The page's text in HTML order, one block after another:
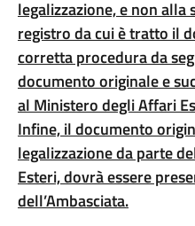
legalizzazione, e non alla
registro da cui è tratto il
corretta procedura da
documento originale e
al Ministero degli Affari
Infine, il documento
legalizzazione da parte
Esteri, dovrà essere
dell’Ambasciata.